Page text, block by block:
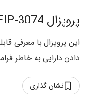
پروپزال EIP-3074 اتریوم چیست؟
این پروپزال با معرفی
دادن دارایی به خاطر
نشان گذاری